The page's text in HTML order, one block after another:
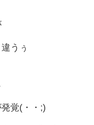
うぅ
覚(・・;)